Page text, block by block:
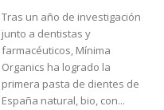
Tras un año de investigación
junto a dentistas y
farmacéuticos, Mínima
Organics ha logrado la
primera pasta de dientes de
España natural, bio, con...